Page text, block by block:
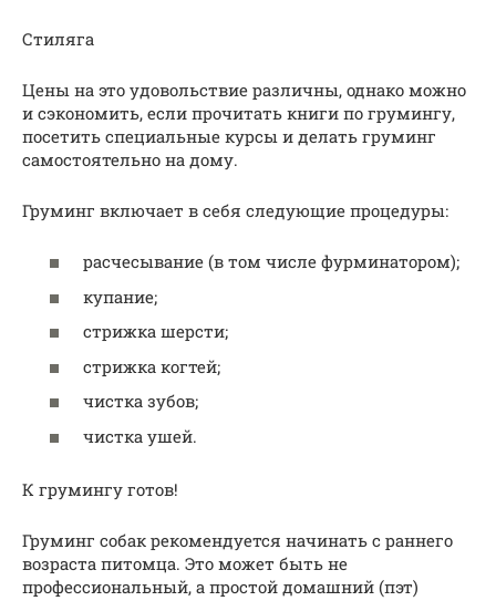
Стиляга
Цены на это удовольствие различны, однако можно
и сэкономить, если прочитать книги по грумингу,
посетить специальные курсы и делать груминг
самостоятельно на дому.
Груминг включает в себя следующие процедуры:
расчесывание (в том числе фурминатором);
купание;
стрижка шерсти;
стрижка когтей;
чистка зубов;
чистка ушей.
К грумингу готов!
Груминг собак рекомендуется начинать с раннего
возраста питомца. Это может быть не
профессиональный, а простой домашний (пэт)